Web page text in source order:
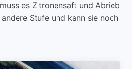
es Zitronensaft und Abrieb
Stufe und kann sie noch